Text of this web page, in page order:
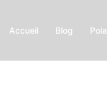
Accueil Blog